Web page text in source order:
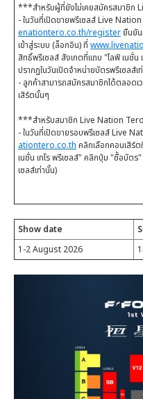
***สำหรับผู้ที่ยังไม่เคยสมัครสมาชิก
- ในวันที่เปิดขายพรีเซลส์ Live
enationtero.co.th/register ยืนยั
เข้าสู่ระบบ (ล็อกอิน) ที่
สิทธิ์พรีเซลส์ สังเกตที่แถบ "ไลฟ์ เนชั่
ปรากฏในวันเปิดจำหน่ายบัตรพรีเซลส์เ
- ลูกค้าสามารถสมัครสมาชิกได้ตลอด
เสิร์ตนั้นๆ
***สำหรับสมาชิก Live Nation Tero
- ในวันที่เปิดขายรอบพรีเซลส์ Live
ationtero.co.th คลิกเลือกคอนเสิร์
เนชั่น เทโร พรีเซลส์" คลิกปุ่ม "ซื้อบัต
เซลส์เท่านั้น)
Show date
1-2 August 2026